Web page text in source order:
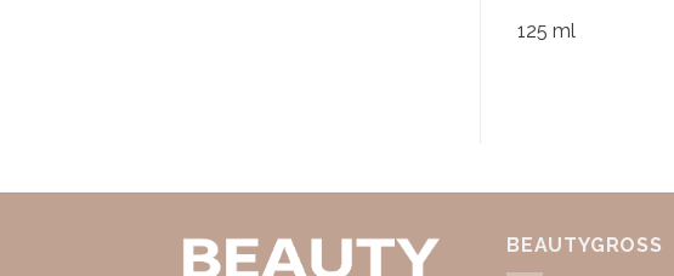
125 ml
BEAUTYGROSS